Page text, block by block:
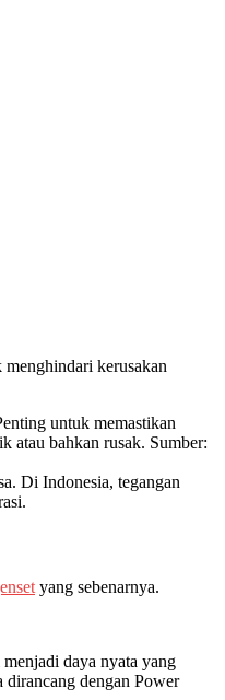
menghindari kerusakan
untuk memastikan
atau bahkan rusak. Sumber:
Di Indonesia, tegangan
yang sebenarnya.
daya nyata yang
dirancang dengan Power